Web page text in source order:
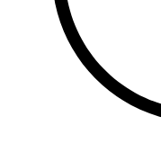
Баулы
107,5 FM
Биләр